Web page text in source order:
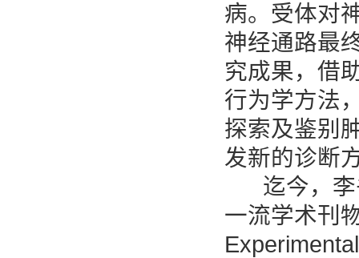
病。受体对
神经通路最
究成果，借
行为学方法
探索及鉴别
发新的诊断
迄今，李
一流学术刊